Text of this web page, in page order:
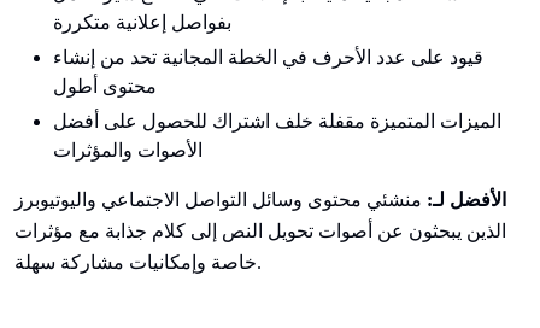
بفواصل إعلانية متكررة
قيود على عدد الأحرف في الخطة المجانية تحد من إنشاء
محتوى أطول
الميزات المتميزة مقفلة خلف اشتراك للحصول على أفضل
الأصوات والمؤثرات
الأفضل لـ: منشئي محتوى وسائل التواصل الاجتماعي واليوتيوبرز
الذين يبحثون عن أصوات تحويل النص إلى كلام جذابة مع مؤثرات
خاصة وإمكانيات مشاركة سهلة.